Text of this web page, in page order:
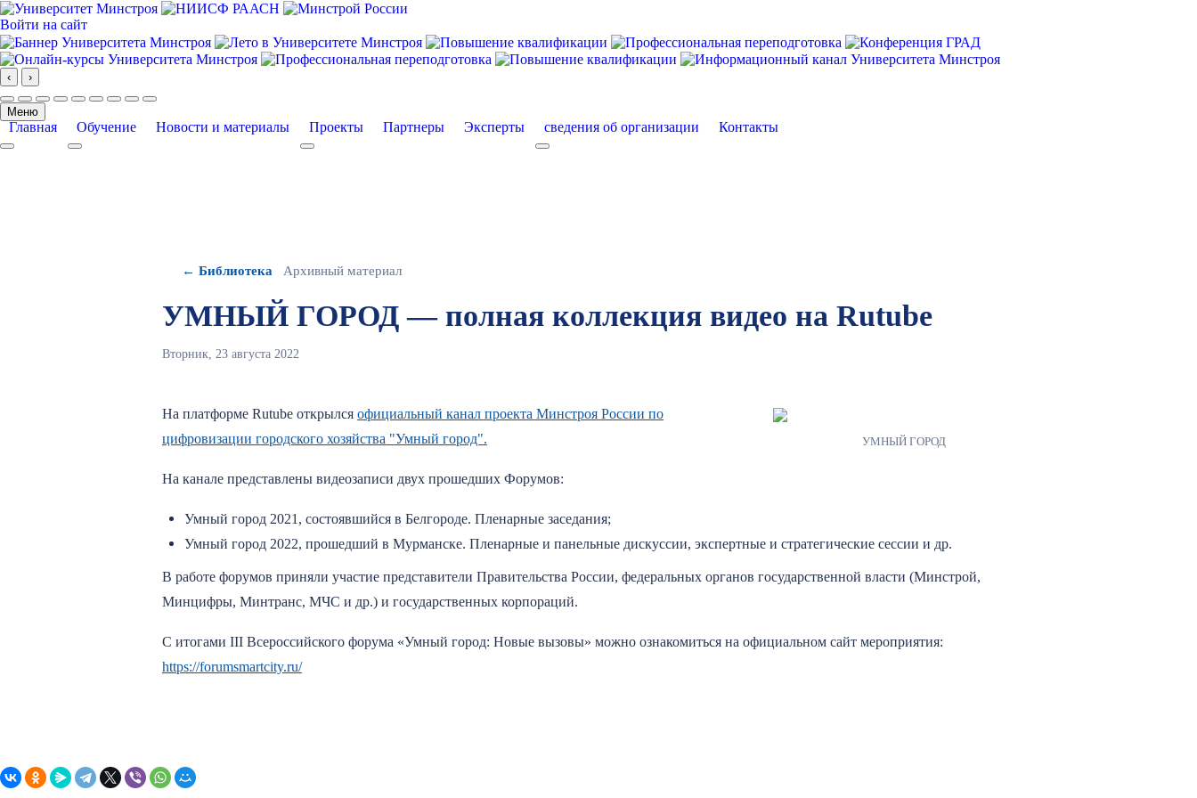
Войти на сайт
‹ ›
Меню
Главная
More about: Главная
Обучение
More about: Обучение
Новости и материалы Проекты
More about: Проекты
Партнеры Эксперты сведения об организации
More about: сведения об организации
Контакты
← Библиотека Архивный материал
УМНЫЙ ГОРОД — полная коллекция видео на Rutube
Вторник, 23 августа 2022
УМНЫЙ ГОРОД
На платформе Rutube открылся официальный канал проекта Минстроя России по
цифровизации городского хозяйства "Умный город".
На канале представлены видеозаписи двух прошедших Форумов:
Умный город 2021, состоявшийся в Белгороде. Пленарные заседания;
Умный город 2022, прошедший в Мурманске. Пленарные и панельные дискуссии, экспертные и стратегические сессии и др.
В работе форумов приняли участие представители Правительства России, федеральных органов государственной власти (Минстрой,
Минцифры, Минтранс, МЧС и др.) и государственных корпораций.
С итогами III Всероссийского форума «Умный город: Новые вызовы» можно ознакомиться на официальном сайт мероприятия:
https://forumsmartcity.ru/